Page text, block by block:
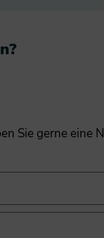
Sie gerne eine